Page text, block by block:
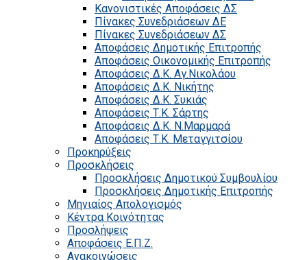
Κανονιστικές Αποφάσεις ΔΣ
Πίνακες Συνεδριάσεων ΔΕ
Πίνακες Συνεδριάσεων ΔΣ
Αποφάσεις Δημοτικής Επιτροπής
Αποφάσεις Οικονομικής Επιτροπής
Αποφάσεις Δ.Κ. Αγ.Νικολάου
Αποφάσεις Δ.Κ. Νικήτης
Αποφάσεις Δ.Κ. Συκιάς
Αποφάσεις Τ.Κ. Σάρτης
Αποφάσεις Δ.Κ. Ν.Μαρμαρά
Αποφάσεις Τ.Κ. Μεταγγιτσίου
Προκηρύξεις
Προσκλήσεις
Προσκλήσεις Δημοτικού Συμβουλίου
Προσκλήσεις Δημοτικής Επιτροπής
Μηνιαίος Απολογισμός
Κέντρα Κοινότητας
Προσλήψεις
Αποφάσεις Ε.Π.Ζ.
Ανακοινώσεις